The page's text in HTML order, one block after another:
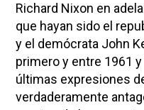
Richard Nixon en
que hayan sido el
y el demócrata John
primero y entre 1961
últimas expresiones
verdaderamente